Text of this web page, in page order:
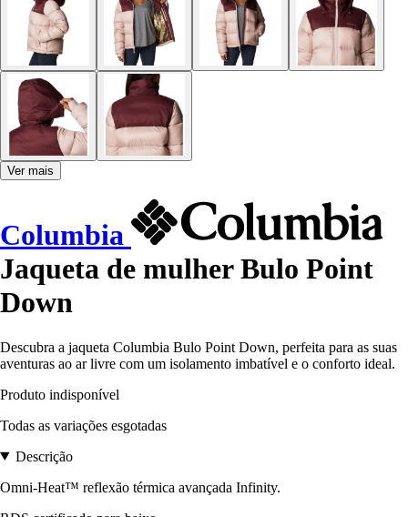
Ver mais
Columbia
Jaqueta de mulher Bulo Point
Down
Descubra a jaqueta Columbia Bulo Point Down, perfeita para as suas
aventuras ao ar livre com um isolamento imbatível e o conforto ideal.
Produto indisponível
Todas as variações esgotadas
Descrição
Omni-Heat™ reflexão térmica avançada Infinity.